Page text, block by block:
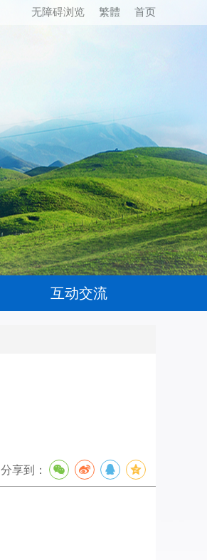
首页
繁體
无障碍浏览
互动交流
分享到：